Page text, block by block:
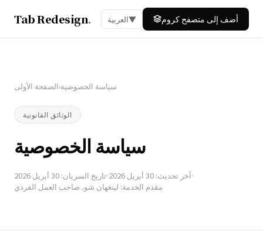
Tab Redesign. العربية▼ أضف إلى متصفح كروم
الصفحة الأولى›سياسة الخصوصية
الوثائق القانونية
سياسة الخصوصية
تاريخ السريان: 30 أبريل 2026
آخر تحديث: 30 أبريل 2026
مقدم الخدمة: لينغهان شو، صاحب العمل الفردي